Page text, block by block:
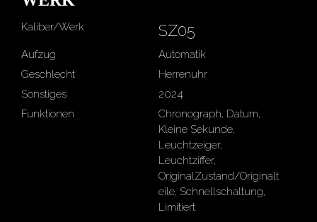
Kaliber/Werk SZ05
Aufzug
Automatik
Geschlecht
Herrenuhr
Sonstiges
2024
Funktionen
Chronograph, Datum,
Kleine Sekunde,
Leuchtzeiger,
Leuchtziffer,
OriginalZustand/Originalt
eile, Schnellschaltung,
Limitiert